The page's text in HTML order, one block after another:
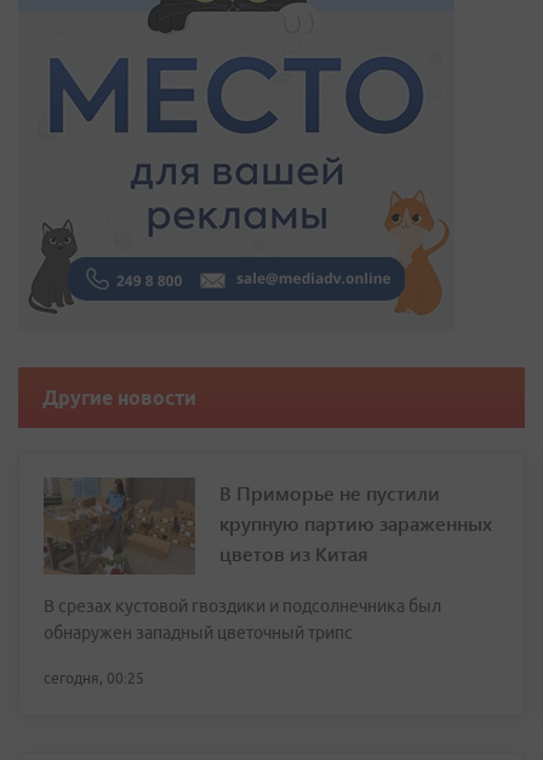
Другие новости
В Приморье не пустили
крупную партию зараженных
цветов из Китая
В срезах кустовой гвоздики и подсолнечника был
обнаружен западный цветочный трипс
сегодня, 00:25